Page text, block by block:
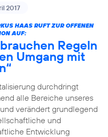
2017
HAAS RUFT ZUR OFFENEN
AUF:
Regeln
Umgang mit
durchdringt
alle Bereiche unseres
verändert grundlegend
und
Entwicklung